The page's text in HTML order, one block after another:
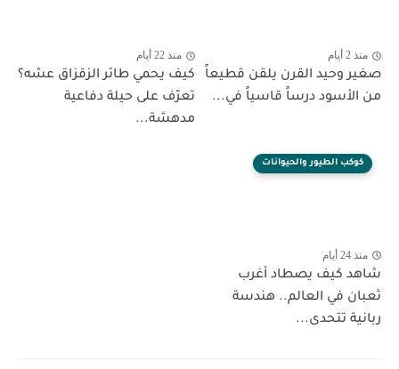
منذ 2 أيام
صغير وحيد القرن يلقن قطيعاً
من الأسود درساً قاسياً في...
منذ 22 أيام
كيف يحمي طائر الزقزاق عشه؟
تعرّف على حيلة دفاعية
مدهشة...
كوكب الطيور والحيوانات
منذ 24 أيام
شاهد كيف يصطاد أغرب
ثعبان في العالم.. هندسة
ربانية تتحدى...